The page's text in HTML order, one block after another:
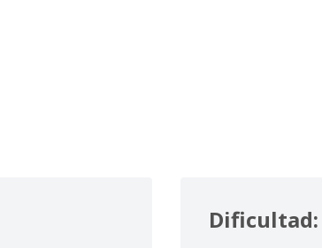
Dificultad: